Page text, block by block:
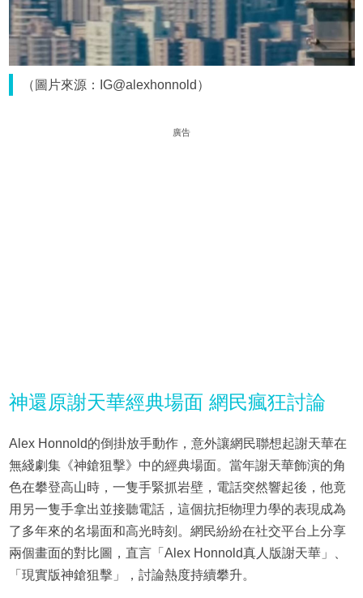
（圖片來源：IG@alexhonnold）
廣告
神還原謝天華經典場面 網民瘋狂討論
Alex Honnold的倒掛放手動作，意外讓網民聯想起謝天華在
無綫劇集《神鎗狙擊》中的經典場面。當年謝天華飾演的角
色在攀登高山時，一隻手緊抓岩壁，電話突然響起後，他竟
用另一隻手拿出並接聽電話，這個抗拒物理力學的表現成為
了多年來的名場面和高光時刻。網民紛紛在社交平台上分享
兩個畫面的對比圖，直言「Alex Honnold真人版謝天華」、
「現實版神鎗狙擊」，討論熱度持續攀升。